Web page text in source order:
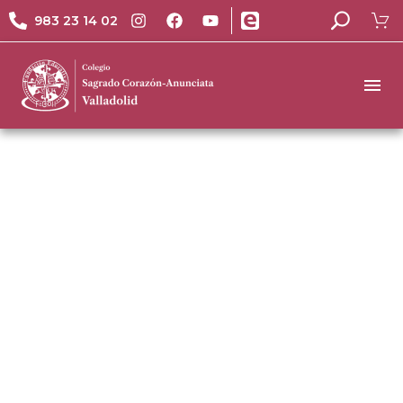
983 23 14 02